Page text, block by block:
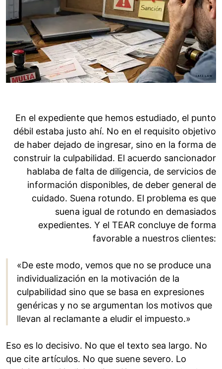
En el expediente que hemos estudiado, el punto
débil estaba justo ahí. No en el requisito objetivo
de haber dejado de ingresar, sino en la forma de
construir la culpabilidad. El acuerdo sancionador
hablaba de falta de diligencia, de servicios de
información disponibles, de deber general de
cuidado. Suena rotundo. El problema es que
suena igual de rotundo en demasiados
expedientes. Y el TEAR concluye de forma
favorable a nuestros clientes:
«De este modo, vemos que no se produce una
individualización en la motivación de la
culpabilidad sino que se basa en expresiones
genéricas y no se argumentan los motivos que
llevan al reclamante a eludir el impuesto.»
Eso es lo decisivo. No que el texto sea largo. No
que cite artículos. No que suene severo. Lo